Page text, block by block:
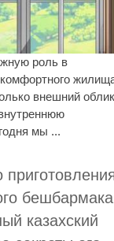
роль в
внешний облик
мы ...
казахский